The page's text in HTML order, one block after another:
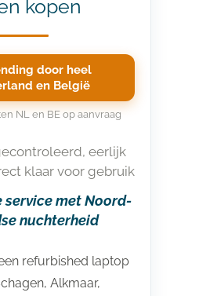
kopen
door heel
en België
NL en BE op aanvraag
eerlijk
klaar voor gebruik
service met Noord-
nuchterheid
refurbished laptop
Alkmaar,